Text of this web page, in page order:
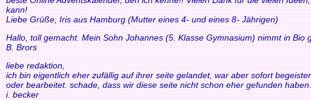
kann!
Liebe Grüße, Iris aus Hamburg (Mutter eines 4- und eines 8- Jährigen)
Hallo, toll gemacht. Mein Sohn Johannes (5. Klasse Gymnasium) nimmt in
B. Brors
liebe redaktion,
ich bin eigentlich eher zufällig auf ihrer seite gelandet, war aber sofort
oder bearbeitet. schade, dass wir diese seite nicht schon eher gefunden
i. becker